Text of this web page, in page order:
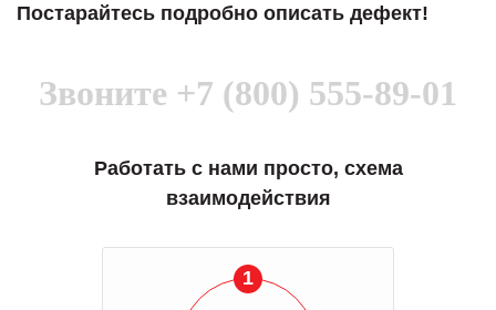
Постарайтесь подробно описать дефект!
Звоните +7 (800) 555-89-01
Работать с нами просто, схема
взаимодействия
1